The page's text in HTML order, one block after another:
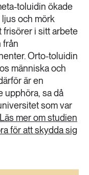
toluidin ökade
och mörk
frisörer i sitt arbete
från
Orto-toluidin
människa och
är en
upphöra, sa då
som var
Läs mer om studien
för att skydda sig